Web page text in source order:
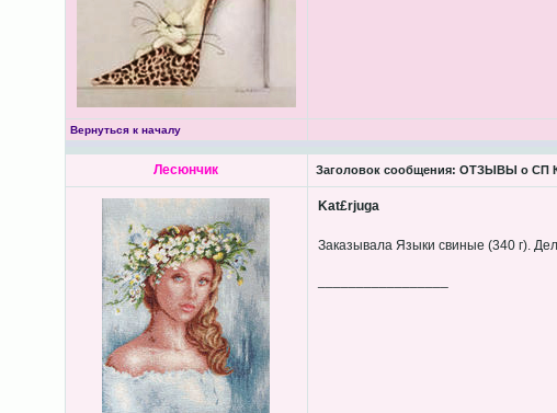
Вернуться к началу
Лесюнчик Заголовок сообщения: ОТЗЫВЫ о СП
Kat£rjuga
Заказывала Языки свиные (340 г).